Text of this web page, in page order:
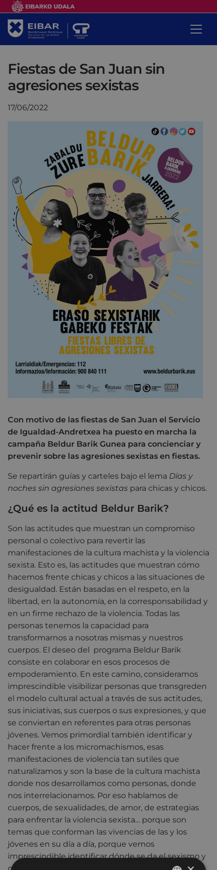
Fiestas de San Juan sin
agresiones sexistas
17/06/2022
Con motivo de las fiestas de San Juan el Servicio
de Igualdad-Andretxea ha puesto en marcha la
campaña Beldur Barik Gunea para concienciar y
prevenir sobre las agresiones sexistas en fiestas.
Se repartirán guías y carteles bajo el lema Días y
noches sin agresiones sexistas para chicas y chicos.
¿Qué es la actitud Beldur Barik?
Son las actitudes que muestran un compromiso
personal o colectivo para revertir las
manifestaciones de la cultura machista y la violencia
sexista. Esto es, las actitudes que muestran cómo
hacemos frente chicas y chicos a las situaciones de
desigualdad. Están basadas en el respeto, en la
libertad, en la autonomía, en la corresponsabilidad y
en un firme rechazo de la violencia. Todas las
personas tenemos la capacidad para
transformarnos a nosotras mismas y nuestros
cuerpos. El deseo del programa Beldur Barik
consiste en colaborar en esos procesos de
empoderamiento. En este camino, consideramos
imprescindible visibilizar personas que transgreden
el modelo cultural actual a través de sus actitudes,
sus iniciativas, sus cuerpos o sus expresiones, y que
se conviertan en referentes para otras personas
jóvenes. Vemos primordial también identificar y
hacer frente a los micromachismos, esas
manifestaciones de violencia tan sutiles que
naturalizamos y son la base de la cultura machista
donde nos desarrollamos como personas, donde
nos interrelacionamos. Por eso hablamos de
cuerpos, de sexualidades, de amor, de estrategias
para enfrentar la violencia sexista… porque son
temas que conforman las vivencias de las y los
jóvenes en su día a día, porque vemos
imprescindible identificar dónde se da el sexismo y